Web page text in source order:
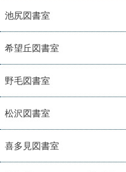
池尻図書室
希望丘図書室
野毛図書室
松沢図書室
喜多見図書室